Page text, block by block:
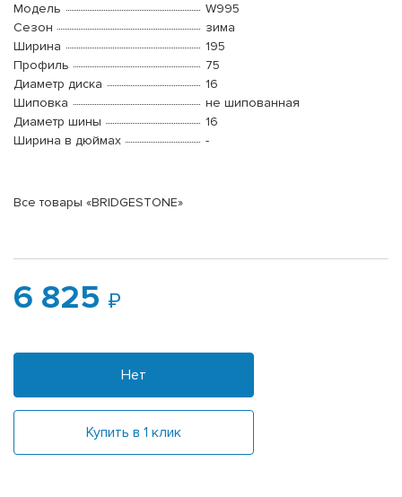
Модель
W995
Сезон
зима
Ширина
195
Профиль
75
Диаметр диска
16
Шиповка
не шипованная
Диаметр шины
16
Ширина в дюймах
-
Все товары «BRIDGESTONE»
6 825
Нет
Купить в 1 клик